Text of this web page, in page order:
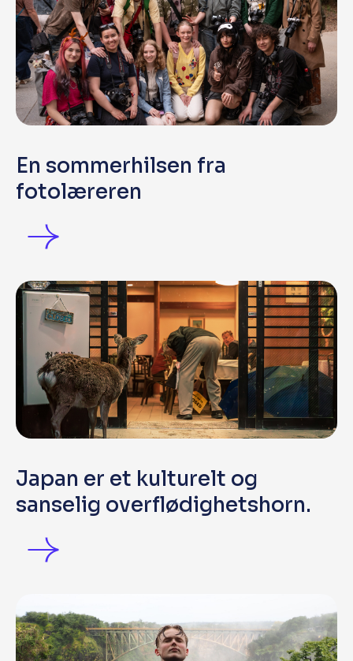
En sommerhilsen fra
fotolæreren
Japan er et kulturelt og
sanselig overflødighetshorn.